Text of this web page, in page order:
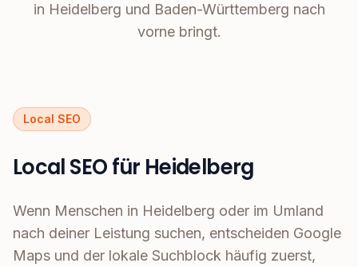
in Heidelberg und Baden-Württemberg nach
vorne bringt.
Local SEO
Local SEO für Heidelberg
Wenn Menschen in Heidelberg oder im Umland
nach deiner Leistung suchen, entscheiden Google
Maps und der lokale Suchblock häufig zuerst,